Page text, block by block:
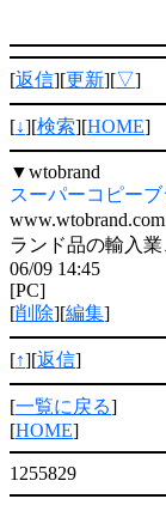
[返信][更新][▽]
[↓][検索][HOME]
▼wtobrand
スーパーコピー
ランド品の輸入業
06/09 14:45
[PC]
[削除][編集]
[↑][返信]
[一覧に戻る]
[HOME]
1255829